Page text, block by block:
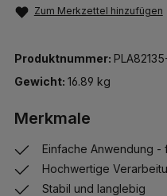
Zum Merkzettel hinzufügen
Produktnummer:
Gewicht: 16.89 kg
Merkmale
Einfache Anwendung -
Hochwertige
Stabil und langlebig